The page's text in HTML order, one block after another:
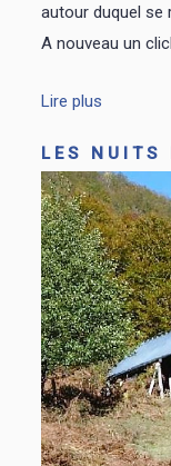
autour duquel se
A nouveau un
Lire plus
LES NUITS